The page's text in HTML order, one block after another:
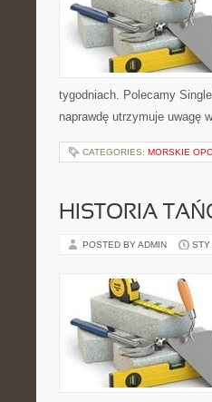
tygodniach. Polecamy
naprawdę utrzymuje
CATEGORIES: MORSKIE
HISTORIA
POSTED BY ADMIN STY